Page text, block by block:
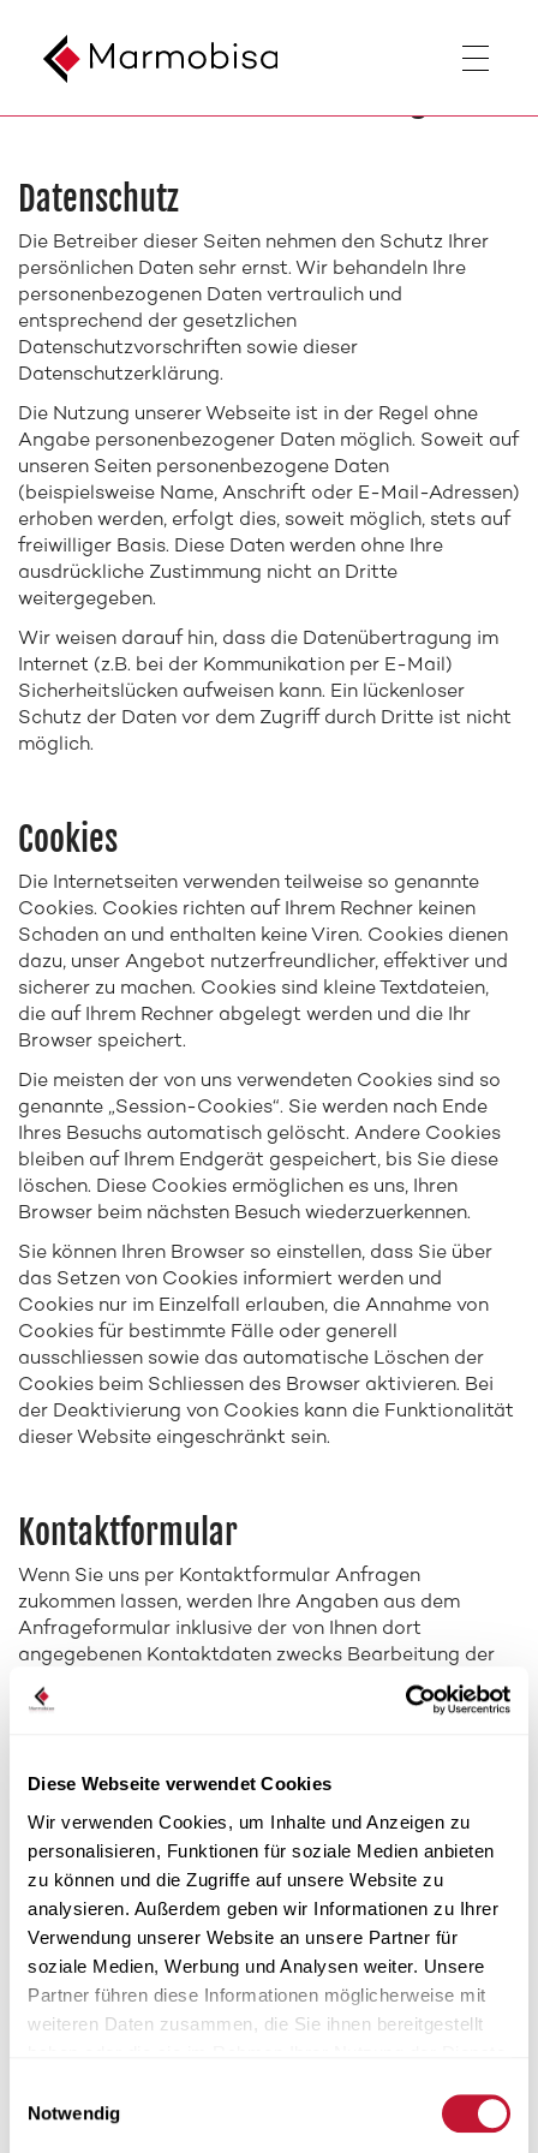
Diese Webseite verwendet Cookies
Wir verwenden Cookies, um Inhalte und Anzeigen zu
personalisieren, Funktionen für soziale Medien anbieten
zu können und die Zugriffe auf unsere Website zu
analysieren. Außerdem geben wir Informationen zu Ihrer
Verwendung unserer Website an unsere Partner für
soziale Medien, Werbung und Analysen weiter. Unsere
Partner führen diese Informationen möglicherweise mit
weiteren Daten zusammen, die Sie ihnen bereitgestellt
Notwendig
navigation
Enter)
main
content
(PressDatenschutzerklärung
Datenschutz
Die Betreiber dieser Seiten nehmen den Schutz Ihrer
persönlichen Daten sehr ernst. Wir behandeln Ihre
personenbezogenen Daten vertraulich und
entsprechend der gesetzlichen
Datenschutzvorschriften sowie dieser
Datenschutzerklärung.
Die Nutzung unserer Webseite ist in der Regel ohne
Angabe personenbezogener Daten möglich. Soweit auf
unseren Seiten personenbezogene Daten
(beispielsweise Name, Anschrift oder E-Mail-Adressen)
erhoben werden, erfolgt dies, soweit möglich, stets auf
freiwilliger Basis. Diese Daten werden ohne Ihre
ausdrückliche Zustimmung nicht an Dritte
weitergegeben.
Wir weisen darauf hin, dass die Datenübertragung im
Internet (z.B. bei der Kommunikation per E-Mail)
Sicherheitslücken aufweisen kann. Ein lückenloser
Schutz der Daten vor dem Zugriff durch Dritte ist nicht
möglich.
Cookies
Die Internetseiten verwenden teilweise so genannte
Cookies. Cookies richten auf Ihrem Rechner keinen
Schaden an und enthalten keine Viren. Cookies dienen
dazu, unser Angebot nutzerfreundlicher, effektiver und
sicherer zu machen. Cookies sind kleine Textdateien,
die auf Ihrem Rechner abgelegt werden und die Ihr
Browser speichert.
Die meisten der von uns verwendeten Cookies sind so
genannte „Session-Cookies“. Sie werden nach Ende
Ihres Besuchs automatisch gelöscht. Andere Cookies
bleiben auf Ihrem Endgerät gespeichert, bis Sie diese
löschen. Diese Cookies ermöglichen es uns, Ihren
Browser beim nächsten Besuch wiederzuerkennen.
Sie können Ihren Browser so einstellen, dass Sie über
das Setzen von Cookies informiert werden und
Cookies nur im Einzelfall erlauben, die Annahme von
Cookies für bestimmte Fälle oder generell
ausschliessen sowie das automatische Löschen der
Cookies beim Schliessen des Browser aktivieren. Bei
der Deaktivierung von Cookies kann die Funktionalität
dieser Website eingeschränkt sein.
Kontaktformular
Wenn Sie uns per Kontaktformular Anfragen
zukommen lassen, werden Ihre Angaben aus dem
Anfrageformular inklusive der von Ihnen dort
angegebenen Kontaktdaten zwecks Bearbeitung der
Anfrage und für den Fall von Anschlussfragen bei uns
gespeichert. Diese Daten geben wir nicht ohne Ihre
Google Analytics
Diese Website nutzt Funktionen des
Webanalysedienstes Google Analytics. Anbieter ist die
Google Inc., 1600 Amphitheatre Parkway Mountain
View, CA 94043, USA.
Google Analytics verwendet sog. "Cookies". Das sind
Textdateien, die auf Ihrem Computer gespeichert
erzeugten Informationen über Ihre Benutzung dieser
Website werden in der Regel an einen Server von